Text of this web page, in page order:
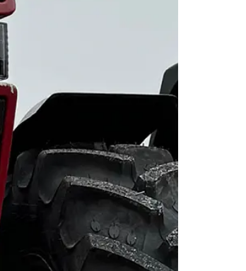
til din traktor